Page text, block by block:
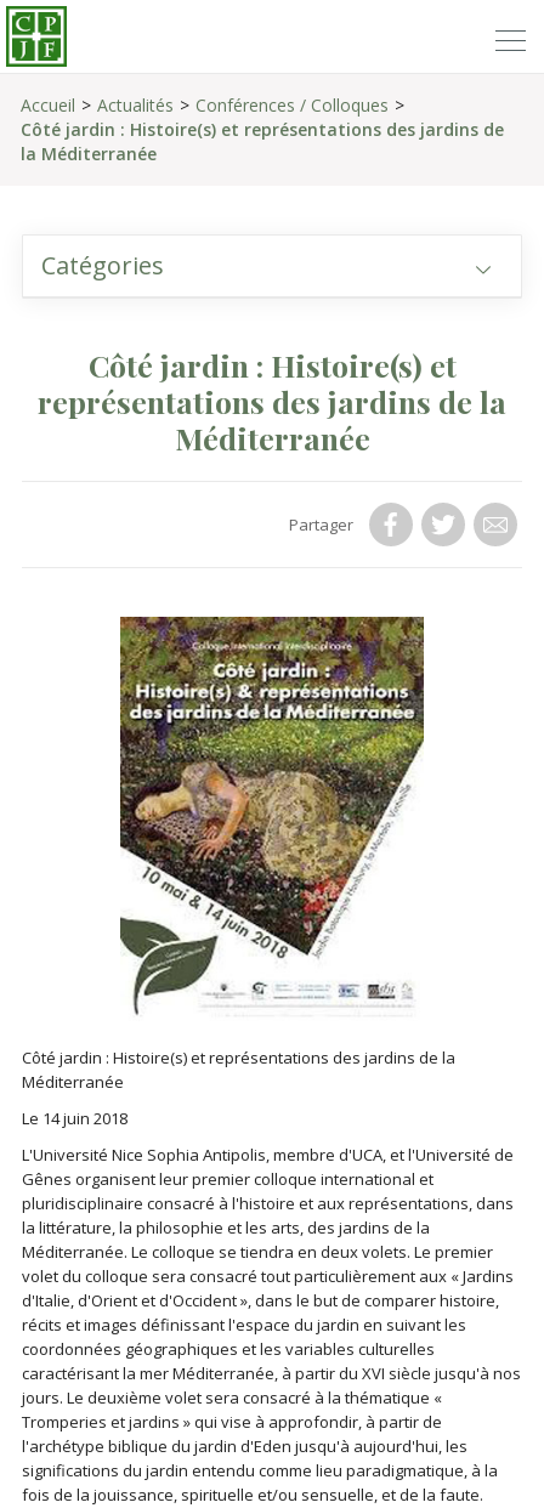
Accueil Actualités
Conférences / Colloques
Côté jardin : Histoire(s) et représentations des jardins de
la Méditerranée
Catégories
Côté jardin : Histoire(s) et
représentations des jardins de la
Méditerranée
Partager
Côté jardin : Histoire(s) et représentations des jardins de la
Méditerranée
Le 14 juin 2018
L'Université Nice Sophia Antipolis, membre d'UCA, et l'Université de
Gênes organisent leur premier colloque international et
pluridisciplinaire consacré à l'histoire et aux représentations, dans
la littérature, la philosophie et les arts, des jardins de la
Méditerranée. Le colloque se tiendra en deux volets. Le premier
volet du colloque sera consacré tout particulièrement aux « Jardins
d'Italie, d'Orient et d'Occident », dans le but de comparer histoire,
récits et images définissant l'espace du jardin en suivant les
coordonnées géographiques et les variables culturelles
caractérisant la mer Méditerranée, à partir du XVI siècle jusqu'à nos
jours. Le deuxième volet sera consacré à la thématique «
Tromperies et jardins » qui vise à approfondir, à partir de
l'archétype biblique du jardin d'Eden jusqu'à aujourd'hui, les
significations du jardin entendu comme lieu paradigmatique, à la
fois de la jouissance, spirituelle et/ou sensuelle, et de la faute.